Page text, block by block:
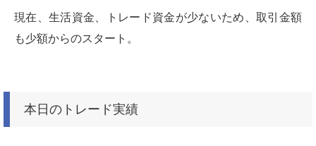
現在、生活資金、トレード資金が少ないため、取引金額
も少額からのスタート。
本日のトレード実績